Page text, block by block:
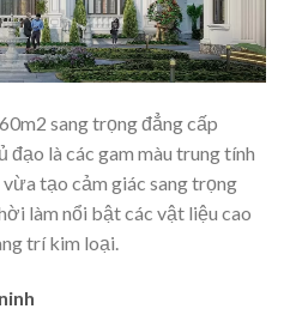
sang trọng đẳng cấp
là các gam màu trung tính
tạo cảm giác sang trọng
làm nổi bật các vật liệu cao
trí kim loại.